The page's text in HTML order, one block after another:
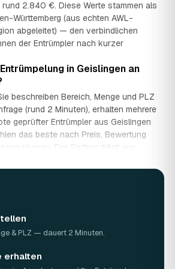
rund 2.840 €. Diese Werte stammen als
Württemberg (aus echten AWL-
abgeleitet) — den verbindlichen
der Entrümpler nach kurzer
in Geislingen an
beschreiben Bereich, Menge und PLZ
(rund 2 Minuten), erhalten mehrere
geprüfter Entrümpler aus Geislingen
das beste nach Preis, Bewertung
räumen. Der Partner trägt aus,
halben bis ganzen Tag geräumt,
oder ein Haus in Geislingen an
bis zwei Tage dauern. Einen Termin
innerhalb weniger Tage, bei akuten
Wohnung auch kurzfristig.
& PLZ — dauert 2 Minuten.
erhalten